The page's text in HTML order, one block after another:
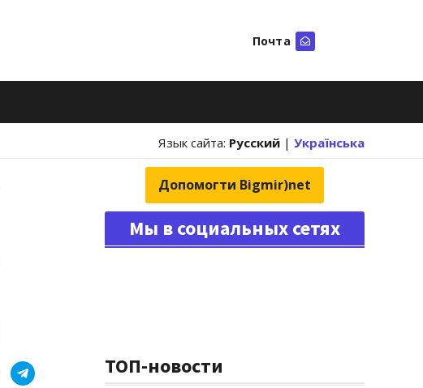
Почта
Язык сайта: Русский | Українська
Допомогти Bigmir)net
Мы в социальных сетях
ТОП-новости